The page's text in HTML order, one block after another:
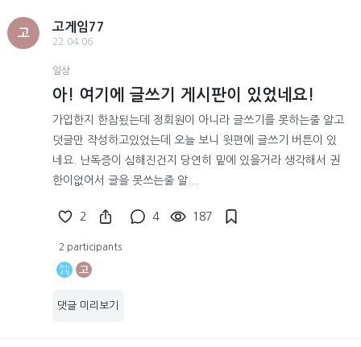
고
고게임77
22.04.06
일상
아! 여기에 글쓰기 게시판이 있었네요!
가입한지 한참됬는데 정회원이 아니라 글쓰기를 못하는줄 알고
덧글만 작성하고있었는데 오늘 보니 윗편에 글쓰기 버튼이 있
네요. 난독증이 심해진건지 당연히 밑에 있을거라 생각해서 권
한이없어서 글을 못쓰는줄 알...
2 4 187
2 participants
고
댓글 미리보기